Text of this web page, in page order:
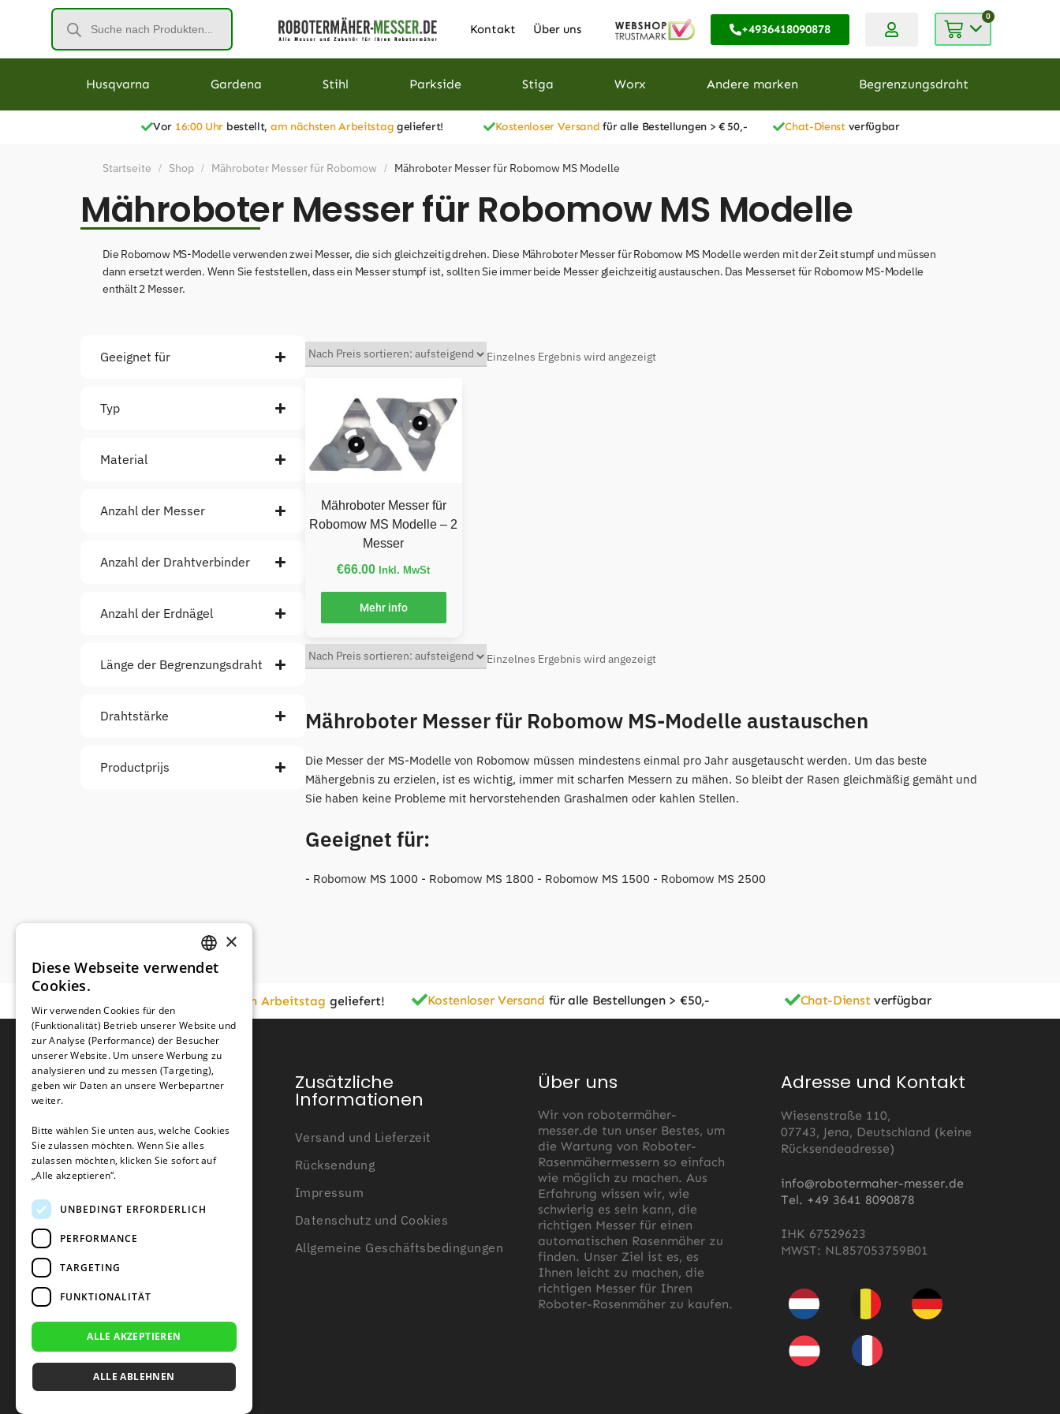
Kontakt Über uns +4936418090878
0
Husqvarna Gardena Stihl Parkside Stiga Worx Andere marken Begrenzungsdraht
Vor 16:00 Uhr bestellt, am nächsten Arbeitstag geliefert! Kostenloser Versand für alle Bestellungen > € 50,- Chat-Dienstverfügbar
Startseite / Shop / Mähroboter Messer für Robomow / Mähroboter Messer für Robomow MS Modelle
Mähroboter Messer für Robomow MS Modelle
Die Robomow MS-Modelle verwenden zwei Messer, die sich gleichzeitig drehen. Diese Mähroboter Messer für Robomow MS Modelle werden mit der Zeit stumpf und müssen
dann ersetzt werden. Wenn Sie feststellen, dass ein Messer stumpf ist, sollten Sie immer beide Messer gleichzeitig austauschen. Das Messerset für Robomow MS-Modelle
enthält 2 Messer.
Geeignet für
Typ
Material
Anzahl der Messer
Anzahl der Drahtverbinder
Anzahl der Erdnägel
Länge der Begrenzungsdraht
Drahtstärke
Productprijs
Einzelnes Ergebnis wird angezeigt
Mähroboter Messer für
Robomow MS Modelle – 2
Messer
€66.00 Inkl. MwSt
Mehr info
Einzelnes Ergebnis wird angezeigt
Mähroboter Messer für Robomow MS-Modelle austauschen
Die Messer der MS-Modelle von Robomow müssen mindestens einmal pro Jahr ausgetauscht werden. Um das beste
Mähergebnis zu erzielen, ist es wichtig, immer mit scharfen Messern zu mähen. So bleibt der Rasen gleichmäßig gemäht und
Sie haben keine Probleme mit hervorstehenden Grashalmen oder kahlen Stellen.
Geeignet für:
- Robomow MS 1000 - Robomow MS 1800 - Robomow MS 1500 - Robomow MS 2500
am nächsten Arbeitstag geliefert! Kostenloser Versand für alle Bestellungen > €50,- Chat-Dienstverfügbar
Kundendienst
Kundendienst
Kontakt
Über uns
Zusätzliche
Informationen
Versand und Lieferzeit
Rücksendung
Impressum
Datenschutz und Cookies
Allgemeine Geschäftsbedingungen
Über uns
Wir von robotermäher-
messer.de tun unser Bestes, um
die Wartung von Roboter-
Rasenmähermessern so einfach
wie möglich zu machen. Aus
Erfahrung wissen wir, wie
schwierig es sein kann, die
richtigen Messer für einen
automatischen Rasenmäher zu
finden. Unser Ziel ist es, es
Ihnen leicht zu machen, die
richtigen Messer für Ihren
Roboter-Rasenmäher zu kaufen.
Adresse und Kontakt
Wiesenstraße 110,
07743, Jena, Deutschland (keine
Rücksendeadresse)
info@robotermaher-messer.de
Tel. +49 3641 8090878
IHK 67529623
MWST: NL857053759B01
GERMAN
GERMAN
×
Diese Webseite verwendet
Cookies.
Wir verwenden Cookies für den
(Funktionalität) Betrieb unserer Website und
zur Analyse (Performance) der Besucher
unserer Website. Um unsere Werbung zu
analysieren und zu messen (Targeting),
geben wir Daten an unsere Werbepartner
weiter.
Bitte wählen Sie unten aus, welche Cookies
Sie zulassen möchten. Wenn Sie alles
zulassen möchten, klicken Sie sofort auf
„Alle akzeptieren“.
UNBEDINGT ERFORDERLICH
PERFORMANCE
TARGETING
FUNKTIONALITÄT
ALLE AKZEPTIEREN
ALLE ABLEHNEN